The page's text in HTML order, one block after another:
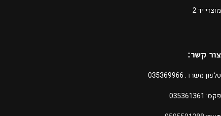
מוצרי יד 2
צור קשר:
טלפון משרד:035369966
פקס: 035361361